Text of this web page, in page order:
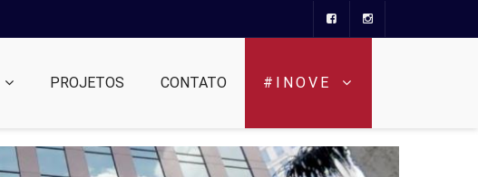
PROJETOS CONTATO #INOVE